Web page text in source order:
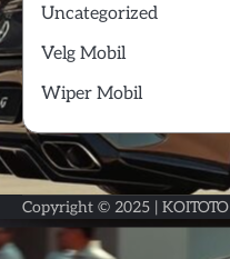
Uncategorized
Velg Mobil
Wiper Mobil
Copyright © 2025 | KOITOTO